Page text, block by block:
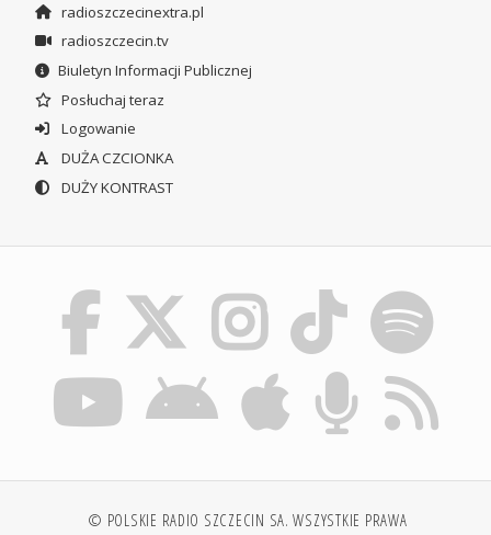
radioszczecinextra.pl
radioszczecin.tv
Biuletyn Informacji Publicznej
Posłuchaj teraz
Logowanie
DUŻA CZCIONKA
DUŻY KONTRAST
© POLSKIE RADIO SZCZECIN SA. WSZYSTKIE PRAWA